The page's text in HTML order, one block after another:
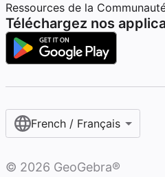
Ressources de la
Téléchargez nos
French / Français‎
© 2026 GeoGebra®